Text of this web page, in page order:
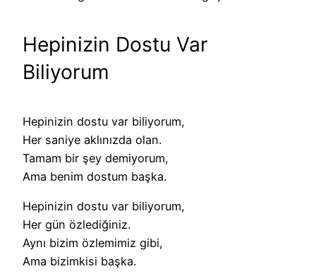
Hepinizin Dostu Var
Biliyorum
Hepinizin dostu var biliyorum,
Her saniye aklınızda olan.
Tamam bir şey demiyorum,
Ama benim dostum başka.
Hepinizin dostu var biliyorum,
Her gün özlediğiniz.
Aynı bizim özlemimiz gibi,
Ama bizimkisi başka.